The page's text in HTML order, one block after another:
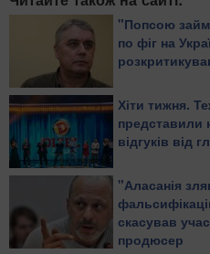
"Попсою
по фіг на
Хіти тижня.
представили
відгуків від
"Аласанія
скасував
продюсер